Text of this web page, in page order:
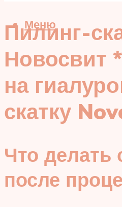
Меню
Пилинг-
Новосвит
на
скатку
Что делать
после